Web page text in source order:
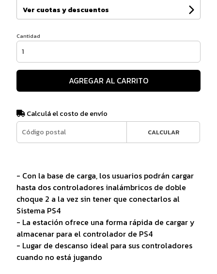
Ver cuotas y descuentos
Cantidad
AGREGAR AL CARRITO
Calculá el costo de envío
CALCULAR
- Con la base de carga, los usuarios podrán cargar
hasta dos controladores inalámbricos de doble
choque 2 a la vez sin tener que conectarlos al
Sistema PS4
- La estación ofrece una forma rápida de cargar y
almacenar para el controlador de PS4
- Lugar de descanso ideal para sus controladores
cuando no está jugando